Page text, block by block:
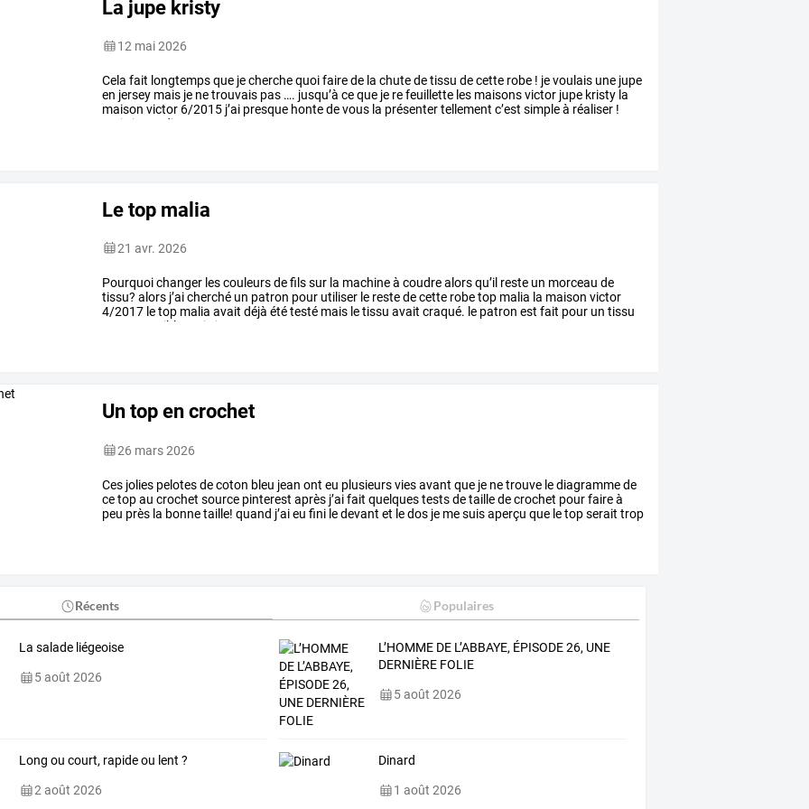
La jupe kristy
12 mai 2026
Cela fait longtempsque jecherchequoifairede la chutedetissu decette robe ! jevoulais une jupe
en jersey mais je netrouvais pas …. jusqu’à ceque je refeuillette les maisonsvictor jupe kristy la
maison victor 6/2015 j’ai presque hontedevous la présentertellement c’est simpleà réaliser !
mais
je dis
Le top malia
21 avr. 2026
Pourquoichanger lescouleursdefilssur la machineà coudrealorsqu’il reste un morceau de
tissu? alors j’aicherché un patron pour utiliser le restedecette robetop malia la maison victor
4/2017 letop malia avait déjà ététesté mais letissu avait craqué. le patron est fait pour un tissu
extensible mais je
Un top en crochet
26 mars 2026
Ces jolies pelotesdecoton bleu jean ont eu plusieursviesavant que je netrouve lediagrammede
cetopau crochet source pinterest après j’aifait quelquestestsdetailledecrochet pourfaireà
peu près la bonnetaille! quand j’aieu fini ledevant et ledos je mesuisaperçu que letopserait trop
Récents Populaires
La salade liégeoise
5 août 2026
L’HOMME DE L’ABBAYE, ÉPISODE 26, UNE
DERNIÈRE FOLIE
5 août 2026
Long ou court, rapide ou lent ?
2 août 2026
Dinard
1 août 2026